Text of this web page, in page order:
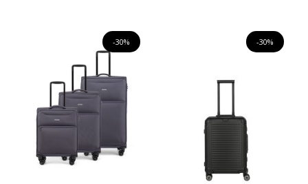
-30% -30%